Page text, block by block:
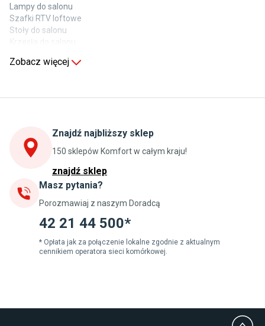
Lampy do salonu
Szafki RTV loftowe
Stoły do salonu
Stoły do kuchni
Szafki kuchenne wiszące (górne)
Szafki pod zlewozmywak
Blaty kuchenne laminowane
Jadalnia
Stoły do jadalni
Krzesła do jadalni
Dywany szare
Lampy w stylu loftowym
Lampy wiszące do jadalni
Zobacz więcej
Znajdź najbliższy sklep
150 sklepów Komfort w całym kraju!
znajdź sklep
Masz pytania?
Porozmawiaj z naszym Doradcą
42 21 44 500*
* Opłata jak za połączenie lokalne zgodnie z aktualnym
cennikiem operatora sieci komórkowej.